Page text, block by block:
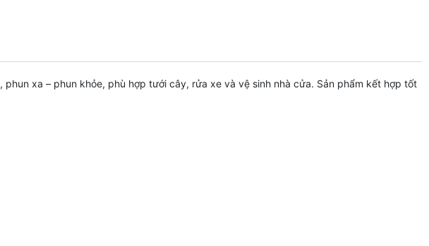
, phun xa – phun khỏe, phù hợp tưới cây, rửa xe và vệ sinh nhà cửa. Sản phẩm kết hợp tốt